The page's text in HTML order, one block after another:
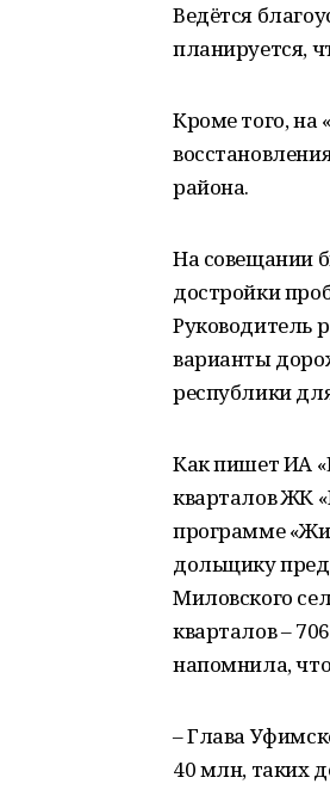
Ведётся
планируется,
Кроме того, на
района.
На совещании
достройки
Руководитель
варианты
республики
Как пишет ИА
кварталов ЖК
программе
дольщику
Миловского
кварталов ‒
напомнила,
‒ Глава
40 млн, таких